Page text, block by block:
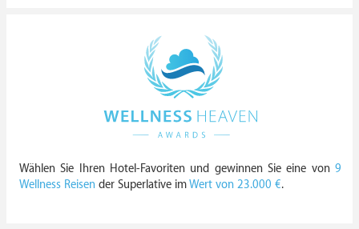
Wählen Sie Ihren Hotel-Favoriten und gewinnen Sie eine von 9
Wellness Reisen der Superlative imWert von 23.000 €.